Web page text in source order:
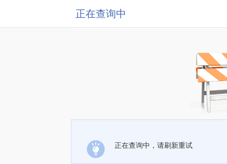
正在查询中
正在查询中，请刷新重试